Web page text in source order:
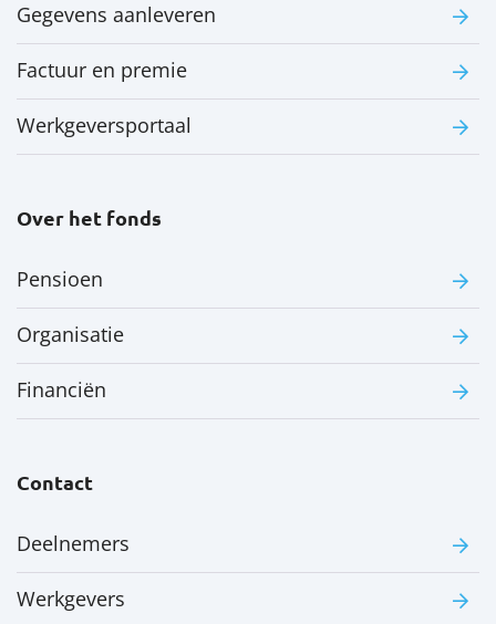
Gegevens aanleveren
Factuur en premie
Werkgeversportaal
Over het fonds
Pensioen
Organisatie
Financiën
Contact
Deelnemers
Werkgevers